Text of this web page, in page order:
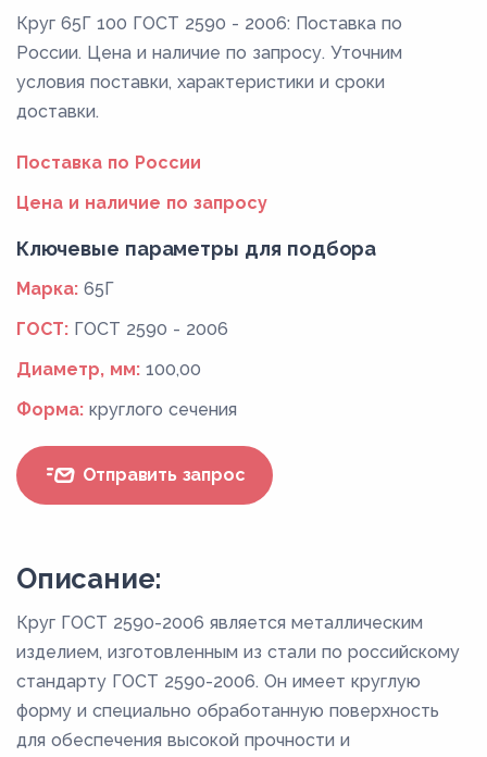
Круг 65Г 100 ГОСТ 2590 - 2006: Поставка по
России. Цена и наличие по запросу. Уточним
условия поставки, характеристики и сроки
доставки.
Поставка по России
Цена и наличие по запросу
Ключевые параметры для подбора
Марка: 65Г
ГОСТ: ГОСТ 2590 - 2006
Диаметр, мм: 100,00
Форма: круглого сечения
Отправить запрос
Описание:
Круг ГОСТ 2590-2006 является металлическим
изделием, изготовленным из стали по российскому
стандарту ГОСТ 2590-2006. Он имеет круглую
форму и специально обработанную поверхность
для обеспечения высокой прочности и